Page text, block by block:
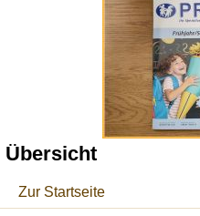
Übersicht
Zur Startseite